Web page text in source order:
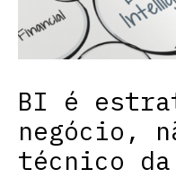
BI é
negócio,
técnico